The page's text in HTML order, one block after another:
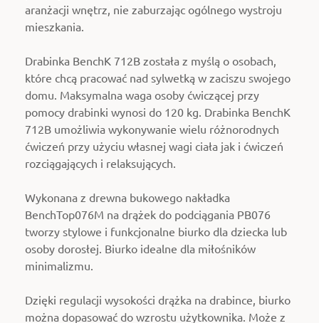
aranżacji wnętrz, nie zaburzając ogólnego wystroju
mieszkania.
Drabinka BenchK 712B została z myślą o osobach,
które chcą pracować nad sylwetką w zaciszu swojego
domu. Maksymalna waga osoby ćwiczącej przy
pomocy drabinki wynosi do 120 kg. Drabinka BenchK
712B umożliwia wykonywanie wielu różnorodnych
ćwiczeń przy użyciu własnej wagi ciała jak i ćwiczeń
rozciągających i relaksujących.
Wykonana z drewna bukowego nakładka
BenchTop076M na drążek do podciągania PB076
tworzy stylowe i funkcjonalne biurko dla dziecka lub
osoby dorosłej. Biurko idealne dla miłośników
minimalizmu.
Dzięki regulacji wysokości drążka na drabince, biurko
można dopasować do wzrostu użytkownika. Może z